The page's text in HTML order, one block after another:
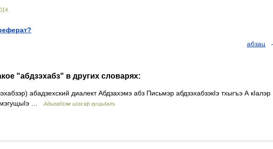
абзац
"абдзэхабз" в других словарях:
абадзехский диалект Абдзахэмэ абз Письмэр абдзэхабзэкIэ тхыгъэ А кIалэр
мэгущыIэ …
Адыгабзэм изэхэф гущыIалъ